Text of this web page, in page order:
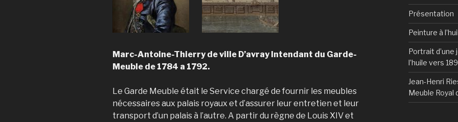
Marc-Antoine-Thierry de ville D’avray Intendant du Garde-
Meuble de 1784 a 1792.
Le Garde Meuble était le Service chargé de fournir les meubles
nécessaires aux palais royaux et d’assurer leur entretien et leur
transport d’un palais à l’autre. A partir du règne de Louis XIV et
Présentation
Peinture à
Portrait
l’huile vers
Jean-Henri
Meuble Royal